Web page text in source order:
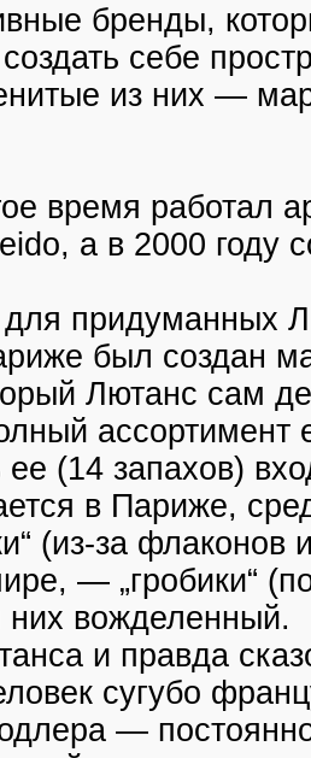
бренды,
себе
из них —
время работал
а в 2000 году
придуманных
был создан
Лютанс сам
ее (14 запахов)
в Париже,
(из-за
— „гробики“
них вожделенный.
и правда
сугубо
—